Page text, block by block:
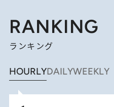
RANKING
ランキング
HOURLYDAILYWEEKLY